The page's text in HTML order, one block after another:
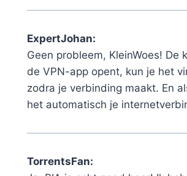
ExpertJohan:
Geen probleem, KleinWoes!
de VPN-app opent, kun je het
zodra je verbinding maakt. En
het automatisch je
TorrentsFan: